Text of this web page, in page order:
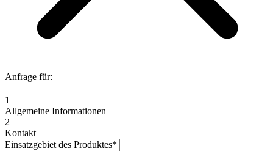
Anfrage für:
1
Allgemeine Informationen
2
Kontakt
Einsatzgebiet des Produktes*